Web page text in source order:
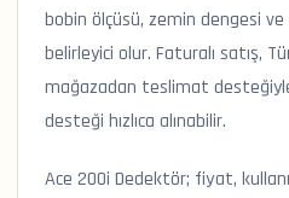
bobin ölçüsü, zemin dengesi ve
belirleyici olur. Faturalı satış,
mağazadan teslimat
desteği hızlıca alınabilir.
Ace 200i Dedektör; fiyat,